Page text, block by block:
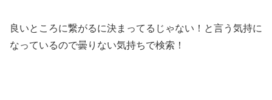
良いところに繋がるに決まってるじゃない！と言う気持に
なっているので曇りない気持ちで検索！